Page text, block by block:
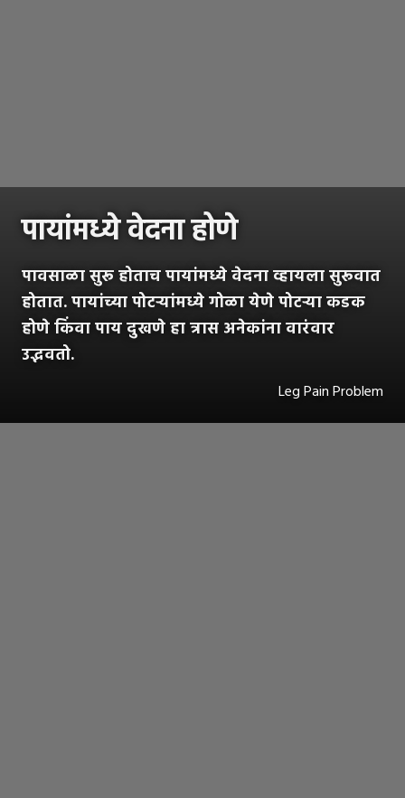
पायांमध्ये वेदना होणे
पावसाळा सुरू होताच पायांमध्ये वेदना व्हायला सुरूवात
होतात. पायांच्या पोटऱ्यांमध्ये गोळा येणे पोटऱ्या कडक
होणे किंवा पाय दुखणे हा त्रास अनेकांना वारंवार
उद्भवतो.
Leg Pain Problem